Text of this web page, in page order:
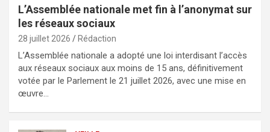
L’Assemblée nationale met fin à l’anonymat sur
les réseaux sociaux
28 juillet 2026 Rédaction
L’Assemblée nationale a adopté une loi interdisant l’accès
aux réseaux sociaux aux moins de 15 ans, définitivement
votée par le Parlement le 21 juillet 2026, avec une mise en
œuvre…